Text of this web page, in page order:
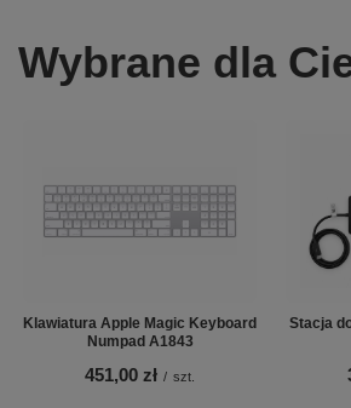
Wybrane dla
Klawiatura Apple Magic Keyboard
Numpad A1843
451,00 zł / szt.
Stacja